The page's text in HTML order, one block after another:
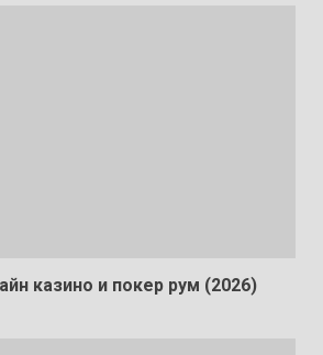
казино и покер рум (2026)